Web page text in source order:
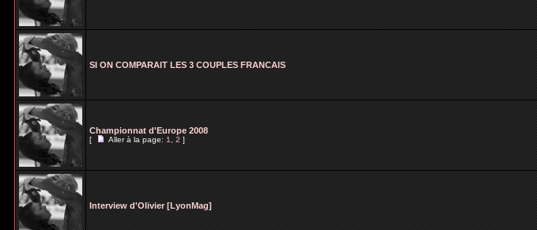
SI ON COMPARAIT LES 3 COUPLES FRANCAIS
Championnat d'Europe 2008
[ Aller à la page:1,2]
Interview d'Olivier [LyonMag]